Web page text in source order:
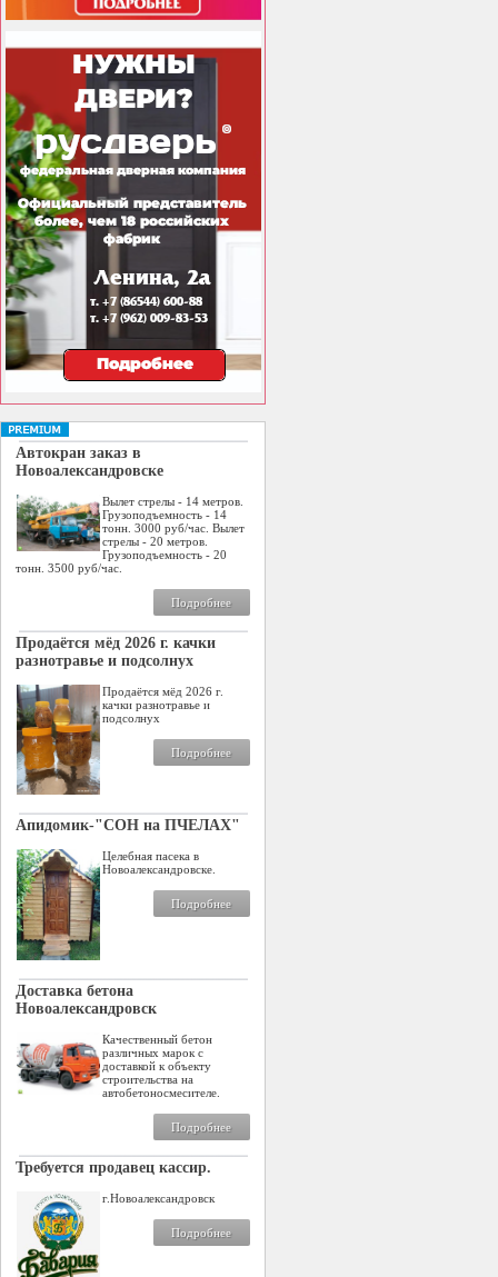
Автокран заказ в
Новоалександровске
Вылет стрелы - 14 метров.
Грузоподъемность - 14
тонн. 3000 руб/час. Вылет
стрелы - 20 метров.
Грузоподъемность - 20
тонн. 3500 руб/час.
Подробнее
Продаётся мёд 2026 г. качки
разнотравье и подсолнух
Продаётся мёд 2026 г.
качки разнотравье и
подсолнух
Подробнее
Апидомик-"СОН на ПЧЕЛАХ"
Целебная пасека в
Новоалександровске.
Подробнее
Доставка бетона
Новоалександровск
Качественный бетон
различных марок с
доставкой к объекту
строительства на
автобетоносмесителе.
Подробнее
Требуется продавец кассир.
г.Новоалександровск
Подробнее